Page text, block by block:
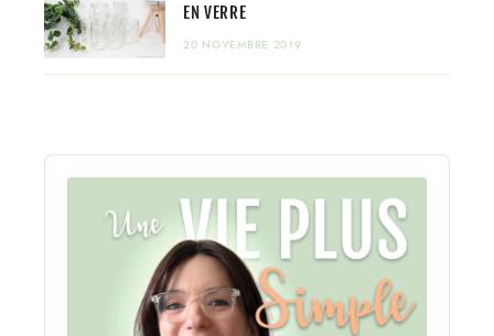
EN VERRE
20 NOVEMBRE 2019
Audio
Player